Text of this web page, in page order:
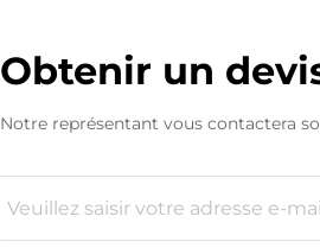
Obtenir un
Notre représentant vous contactera